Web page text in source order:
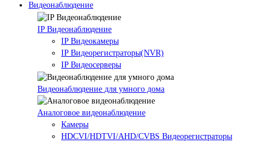
Видеонаблюдение
IP Видеонаблюдение
IP Видеокамеры
IP Видеорегистраторы(NVR)
IP Видеосерверы
Видеонаблюдение для умного дома
Аналоговое видеонаблюдение
Камеры
HDCVI/HDTVI/AHD/CVBS Видеорегистраторы